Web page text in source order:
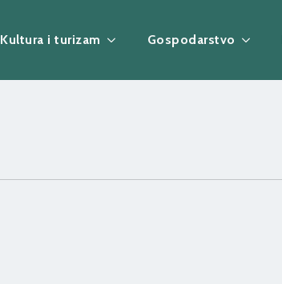
Kultura i turizam Gospodarstvo